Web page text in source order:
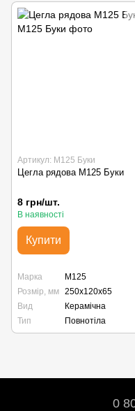
Артикул: М125 Буки
Цегла рядова М125 Буки
8 грн/шт.
В наявності
Купити
Марка
М125
Розмір, мм 250х120х65
Вид
Керамічна
Тип
Повнотіла
0